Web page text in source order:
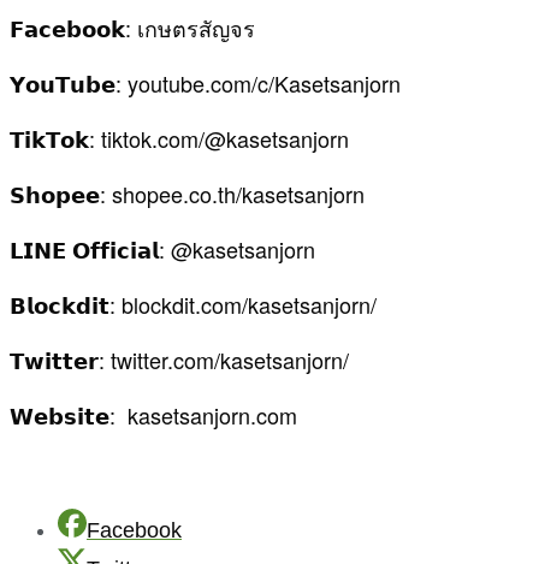
𝗙𝗮𝗰𝗲𝗯𝗼𝗼𝗸: เกษตรสัญจร
𝗬𝗼𝘂𝗧𝘂𝗯𝗲: youtube.com/c/Kasetsanjorn
𝗧𝗶𝗸𝗧𝗼𝗸: tiktok.com/@kasetsanjorn
𝗦𝗵𝗼𝗽𝗲𝗲: shopee.co.th/kasetsanjorn
𝗟𝗜𝗡𝗘 𝗢𝗳𝗳𝗶𝗰𝗶𝗮𝗹: @kasetsanjorn
𝗕𝗹𝗼𝗰𝗸𝗱𝗶𝘁: blockdit.com/kasetsanjorn/
𝗧𝘄𝗶𝘁𝘁𝗲𝗿: twitter.com/kasetsanjorn/
𝗪𝗲𝗯𝘀𝗶𝘁𝗲: kasetsanjorn.com
Facebook